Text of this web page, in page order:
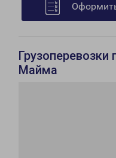
Майма